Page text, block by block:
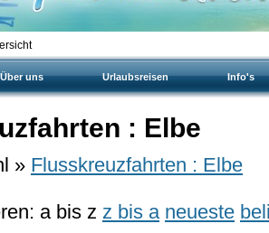
Über uns Urlaubsreisen Info's
: Elbe
» Flusskreuzfahrten : Elbe
a bis z z bis a neueste